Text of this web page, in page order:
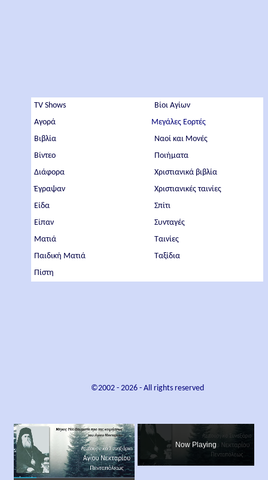
TV Shows
Αγορά
Βιβλία
Βίντεο
Διάφορα
Έγραψαν
Είδα
Είπαν
Ματιά
Παιδική Ματιά
Πίστη
Βίοι Αγίων
Μεγάλες Εορτές
Ναοί και Μονές
Ποιήματα
Χριστιανικά βιβλία
Χριστιανικές ταινίες
Σπίτι
Συνταγές
Ταινίες
Ταξίδια
©2002 - 2026- All rights reserved
×
Now Playing